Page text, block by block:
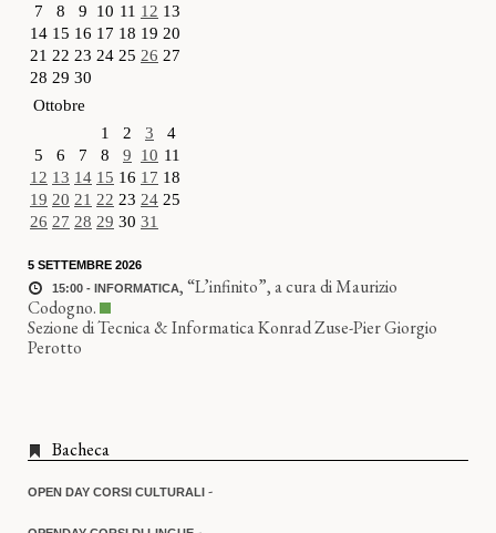
7
8 9 10 11 12 13
14 15 16 17 18 19 20
21 22 23 24 25 26 27
28 29 30
Ottobre
1
2 3
4
5
6 7 8 9 10 11
12 13 14 15 16 17 18
19 20 21 22 23 24 25
26 27 28 29 30 31
5 SETTEMBRE 2026
15:00 - INFORMATICA,“L’infinito”, a cura di Maurizio
Codogno.
Sezione di Tecnica & Informatica Konrad Zuse-Pier Giorgio
Perotto
Bacheca
OPEN DAY CORSI CULTURALI -